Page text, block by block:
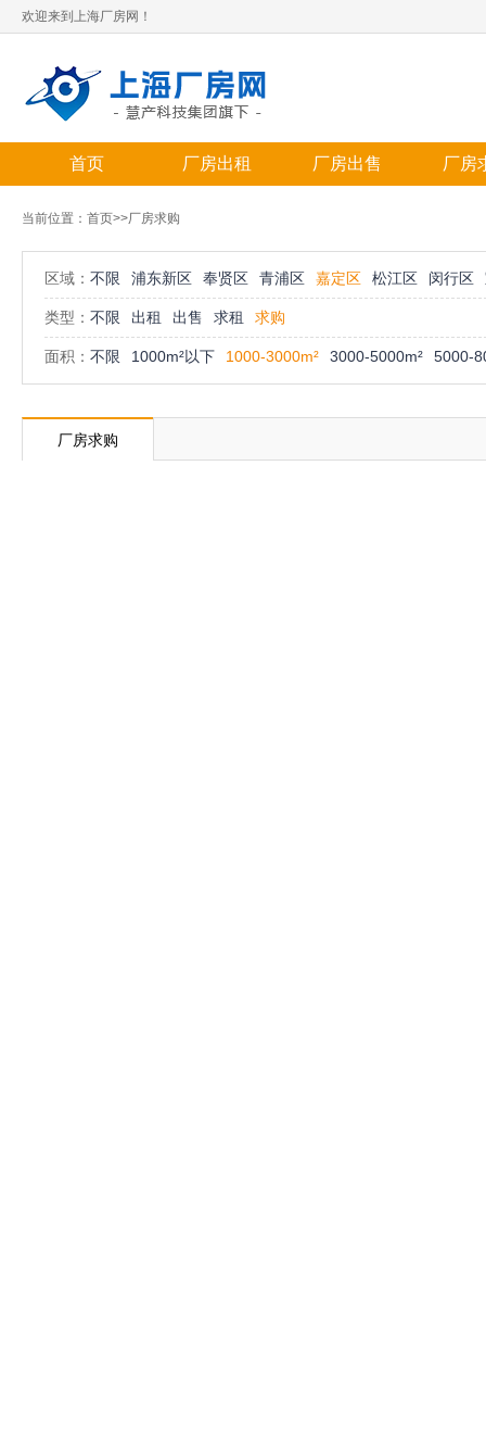
欢迎来到上海厂房网！
首页 厂房出租 厂房出售 厂房
当前位置： 首页>>厂房求购
区域： 不限 浦东新区 奉贤区 青浦区 嘉定区 松江区 闵行区
类型： 不限 出租 出售 求租 求购
面积： 不限 1000m²以下 1000-3000m² 3000-5000m² 5000-
厂房求购